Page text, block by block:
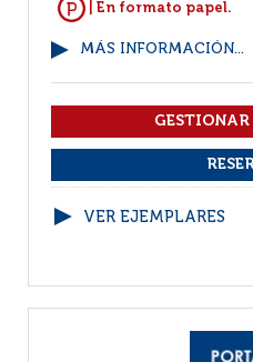
| En formato papel.
MÁS INFORMACIÓN...
VER EJEMPLARES